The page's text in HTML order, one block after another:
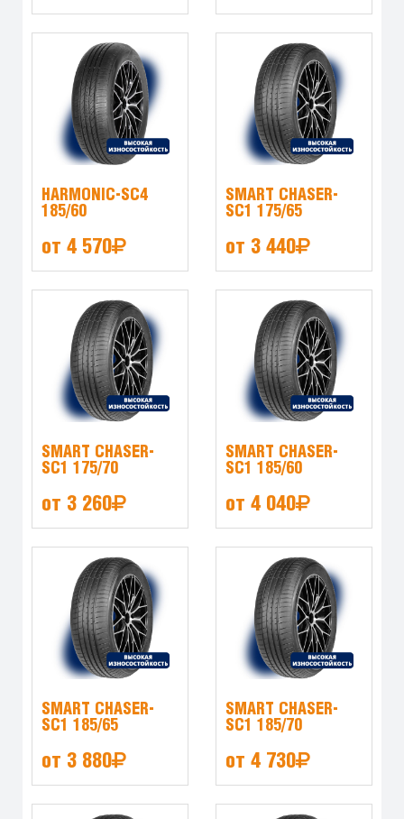
HARMONIC-SC4
185/60
от 4 570
SMART CHASER-
SC1 175/65
от 3 440
SMART CHASER-
SC1 175/70
от 3 260
SMART CHASER-
SC1 185/60
от 4 040
SMART CHASER-
SC1 185/65
от 3 880
SMART CHASER-
SC1 185/70
от 4 730